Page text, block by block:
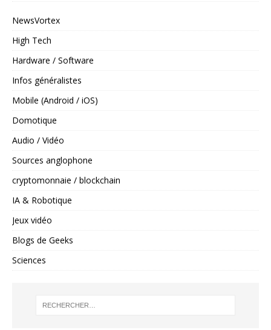
NewsVortex
High Tech
Hardware / Software
Infos généralistes
Mobile (Android / iOS)
Domotique
Audio / Vidéo
Sources anglophone
cryptomonnaie / blockchain
IA & Robotique
Jeux vidéo
Blogs de Geeks
Sciences